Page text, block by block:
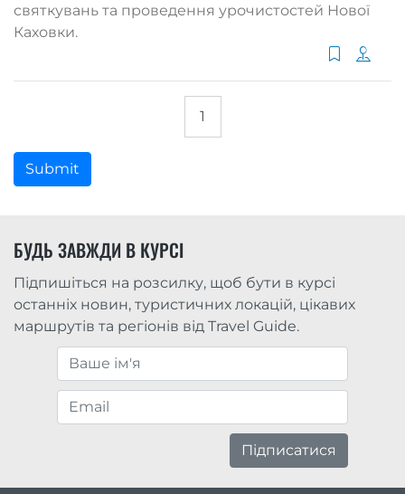
святкувань та проведення урочистостей Нової
Каховки.
1
Submit
БУДЬ ЗАВЖДИ В КУРСІ
Підпишіться на розсилку, щоб бути в курсі
останніх новин, туристичних локацій, цікавих
маршрутів та регіонів від Travel Guide.
Підписатися